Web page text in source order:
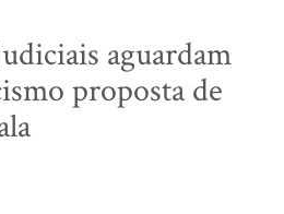
aguardam
proposta de